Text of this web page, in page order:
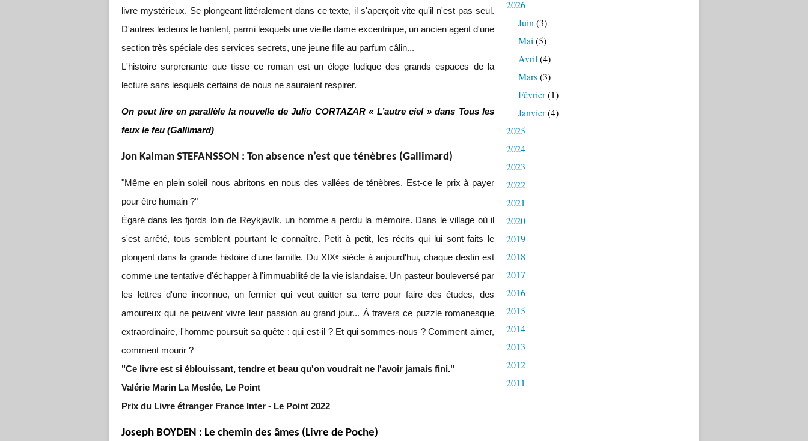
livre mystérieux. Se plongeant littéralement dans ce texte, il s'aperçoit vite qu'il n'est pas seul.
D'autres lecteurs le hantent, parmi lesquels une vieille dame excentrique, un ancien agent d'une
section très spéciale des services secrets, une jeune fille au parfum câlin...
L'histoire surprenante que tisse ce roman est un éloge ludique des grands espaces de la
lecture sans lesquels certains de nous ne sauraient respirer.
On peut lire en parallèle la nouvelle de Julio CORTAZAR « L’autre ciel » dans Tous les
feux le feu (Gallimard)
Jon Kalman STEFANSSON : Ton absence n’est que ténèbres (Gallimard)
"Même en plein soleil nous abritons en nous des vallées de ténèbres. Est-ce le prix à payer
pour être humain ?"
Égaré dans les fjords loin de Reykjavík, un homme a perdu la mémoire. Dans le village où il
s'est arrêté, tous semblent pourtant le connaître. Petit à petit, les récits qui lui sont faits le
plongent dans la grande histoire d'une famille. Du XIXᵉ siècle à aujourd'hui, chaque destin est
comme une tentative d'échapper à l'immuabilité de la vie islandaise. Un pasteur bouleversé par
les lettres d'une inconnue, un fermier qui veut quitter sa terre pour faire des études, des
amoureux qui ne peuvent vivre leur passion au grand jour... À travers ce puzzle romanesque
extraordinaire, l'homme poursuit sa quête : qui est-il ? Et qui sommes-nous ? Comment aimer,
comment mourir ?
"Ce livre est si éblouissant, tendre et beau qu'on voudrait ne l'avoir jamais fini."
Valérie Marin La Meslée, Le Point
Prix du Livre étranger France Inter - Le Point 2022
Joseph BOYDEN : Le chemin des âmes (Livre de Poche)
2026
Juin (3)
Mai (5)
Avril (4)
Mars(3)
Février(1)
Janvier(4)
2025
2024
2023
2022
2021
2020
2019
2018
2017
2016
2015
2014
2013
2012
2011